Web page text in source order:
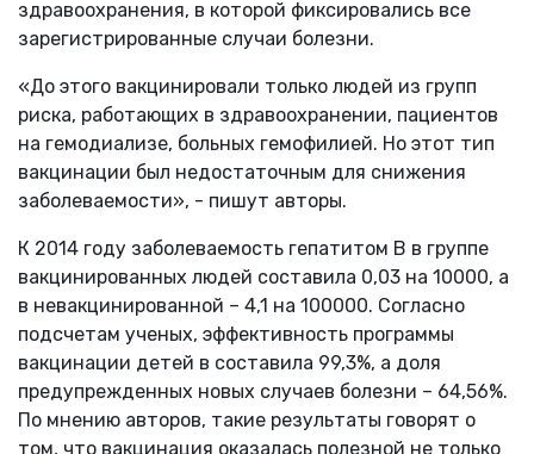
здравоохранения, в которой фиксировались все
зарегистрированные случаи болезни.
«До этого вакцинировали только людей из групп
риска, работающих в здравоохранении, пациентов
на гемодиализе, больных гемофилией. Но этот тип
вакцинации был недостаточным для снижения
заболеваемости», - пишут авторы.
К 2014 году заболеваемость гепатитом В в группе
вакцинированных людей составила 0,03 на 10000, а
в невакцинированной – 4,1 на 100000. Согласно
подсчетам ученых, эффективность программы
вакцинации детей в составила 99,3%, а доля
предупрежденных новых случаев болезни – 64,56%.
По мнению авторов, такие результаты говорят о
том, что вакцинация оказалась полезной не только